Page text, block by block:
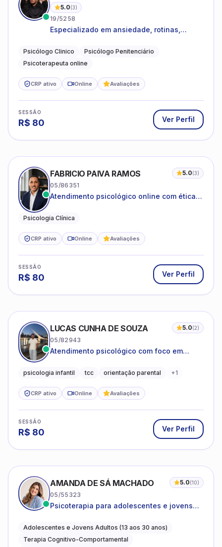
5.0(3)
19/5258
Especializado em ansiedade, rotinas,
familiares e questões comportamentais.
Psicólogo Clinico
Psicólogo Penitenciário
Psicoterapeuta online
CRP ativo Online Avaliações
SESSÃO
R$ 80 Ver Perfil
FABRICIO PAIVA RAMOS 5.0(3)
05/86351
Atendimento psicológico online com ética,
Psicologia Clínica
CRP ativo Online Avaliações
SESSÃO
R$ 80 Ver Perfil
LUCAS CUNHA DE SOUZA 5.0(2)
05/82943
Atendimento psicológico com foco em
promovendo equilíbrio emocional e
psicologia infantil tcc orientação parental +1
CRP ativo Online Avaliações
SESSÃO
R$ 80 Ver Perfil
AMANDA DE SÁ MACHADO 5.0(10)
05/55323
Psicoterapia para adolescentes e jovens
autoestima, relações e orientação
profissional
Adolescentes e Jovens Adultos (13 aos 30 anos)
Terapia Cognitivo-Comportamental